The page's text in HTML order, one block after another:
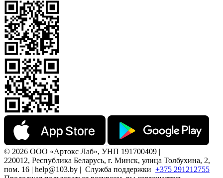
© 2026 ООО «Артокс Лаб», УНП 191700409 |
220012, Республика Беларусь, г. Минск, улица Толбухина, 2,
пом. 16 | help@103.by | Служба поддержки +375 291212755